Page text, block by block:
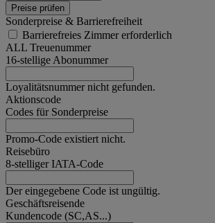
Preise prüfen
Sonderpreise & Barrierefreiheit
Barrierefreies Zimmer erforderlich
ALL Treuenummer
16-stellige Abonummer
Loyalitätsnummer nicht gefunden.
Aktionscode
Codes für Sonderpreise
Promo-Code existiert nicht.
Reisebüro
8-stelliger IATA-Code
Der eingegebene Code ist ungültig.
Geschäftsreisende
Kundencode (SC,AS...)